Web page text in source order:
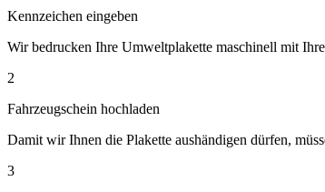
Kennzeichen eingeben
Wir bedrucken Ihre Umweltplakette maschinell mit
2
Fahrzeugschein hochladen
Damit wir Ihnen die Plakette aushändigen dürfen,
3